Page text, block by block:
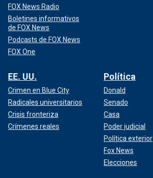
FOX News Radio
Boletines informativos
de FOX News
Podcasts de FOX News
FOX One
EE. UU.
Crimen en Blue City
Radicales universitarios
Crisis fronteriza
Crímenes reales
Política
Donald
Senado
Casa
Poder judicial
Política exterior
Fox News
Elecciones